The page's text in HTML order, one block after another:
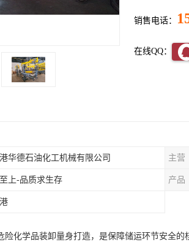
销售电话：
在线QQ：
华德石油化工机械有限公司 主营
上-品质求生存 产品
险化学品装卸量身打造，是保障储运环节安全